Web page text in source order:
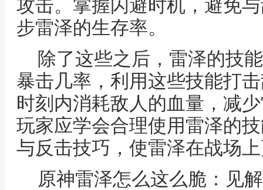
攻击。掌握闪避时机，避免
步雷泽的生存率。
除了这些之后，雷泽的技
暴击几率，利用这些技能打
时刻内消耗敌人的血量，减
玩家应学会合理使用雷泽的
与反击技巧，使雷泽在战场
原神雷泽怎么这么脆：见